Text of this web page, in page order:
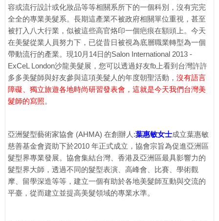
容或流行設計或化妝品等等相關系所下的一個科別，沒有完完
全全的專業美髮系。長期這產業不被政府相關單位重視，甚至
被打入八大行業，似被這些高官烙印一個疤痕在額頭上。今天
在美髮從業人員努力下，已從昔日被視為底層職業轉型為一個
帶動流行的產業。現10月14日的Salon International 2013 -
ExCeL London沙龍美髮展，您可以透過好友fb上看到台灣許許
多多美髮師與好友參與這項美髮人的年度朝聖活動， 沒有語言
障礙、獨立旅遊各地時尚研習發表會，這就是今天我們台灣美
髮師的寫照。
亞洲髮型藝術家協會 (AHMA) 在創辦人:葉惠敏女士成立葉惠敏
慈善基金會資助下於2010 年正式成立，協會宗旨為促進亞洲區
髮型界專業發展。協會集結台灣、香港及亞洲區最具影響力的
髮型界大師，透過不同的髮型表演、高峰會、比賽、學術觀
摩、留學深造等等，建立一個有助於各地美髮師互動與交流的
平臺，從而建立並提高美髮領域的專業水準。